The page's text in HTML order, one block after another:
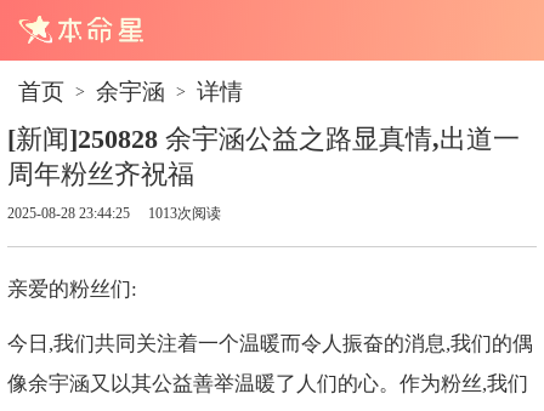
首页 > 余宇涵 > 详情
[新闻]250828 余宇涵公益之路显真情,出道一
周年粉丝齐祝福
2025-08-28 23:44:25 1013次阅读
亲爱的粉丝们:
今日,我们共同关注着一个温暖而令人振奋的消息,我们的偶
像余宇涵又以其公益善举温暖了人们的心。作为粉丝,我们